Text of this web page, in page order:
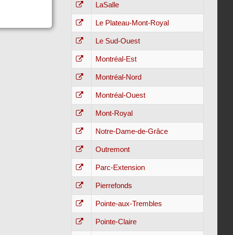
LaSalle
Le Plateau-Mont-Royal
Le Sud-Ouest
Montréal-Est
Montréal-Nord
Montréal-Ouest
Mont-Royal
Notre-Dame-de-Grâce
Outremont
Parc-Extension
Pierrefonds
Pointe-aux-Trembles
Pointe-Claire